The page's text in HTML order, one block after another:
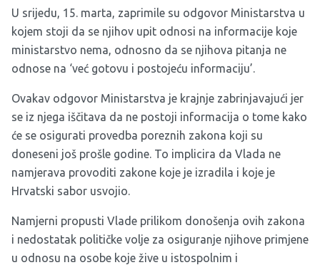
U srijedu, 15. marta, zaprimile su odgovor Ministarstva u
kojem stoji da se njihov upit odnosi na informacije koje
ministarstvo nema, odnosno da se njihova pitanja ne
odnose na ‘već gotovu i postojeću informaciju’.
Ovakav odgovor Ministarstva je krajnje zabrinjavajući jer
se iz njega iščitava da ne postoji informacija o tome kako
će se osigurati provedba poreznih zakona koji su
doneseni još prošle godine. To implicira da Vlada ne
namjerava provoditi zakone koje je izradila i koje je
Hrvatski sabor usvojio.
Namjerni propusti Vlade prilikom donošenja ovih zakona
i nedostatak političke volje za osiguranje njihove primjene
u odnosu na osobe koje žive u istospolnim i